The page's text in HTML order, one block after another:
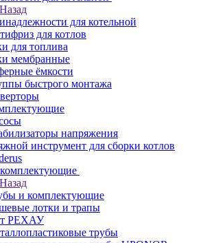
Назад
для котельной
для котлов
для топлива
мембранные
ёмкости
быстрого монтажа
напряжения
инструмент для сборки котлов
Назад
и комплектующие
лотки и трапы
РЕХАУ
трубы